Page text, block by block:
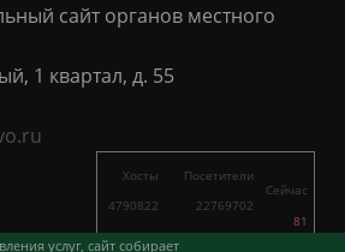
услуг, сайт собирает
сайт органов местного
1 квартал, д. 55
Хосты
4790822
8434
Посетители
22769702
18185
Сейчас
81